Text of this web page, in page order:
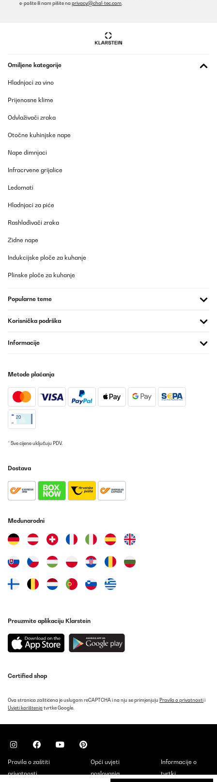
e-pošte ili nam pišite na privacy@chal-tec.com
Omiljene kategorije
Hladnjaci za vino
Prijenosne klime
Odvlaživači zraka
Otočne kuhinjske nape
Nape dimnjaci
Infracrvene grijalice
Ledomati
Hladnjaci za piće
Rashlađivači zraka
Zidne nape
Indukcijske ploče za kuhanje
Plinske ploče za kuhanje
Popularne teme
Korisnička podrška
Informacije
Metode plaćanja
* Sve cijene uključuju PDV.
Dostava
Međunarodni
Preuzmite aplikaciju Klarstein
Certified shop
Ova stranica zaštićena je uslugom reCAPTCHA i na nju se primjenjuju Pravila o privatnostii
Uvjeti korištenja tvrtke Google.
Pravila o zaštiti
privatnosti
Opći uvjeti
poslovanja
Informacije o
tvrtki